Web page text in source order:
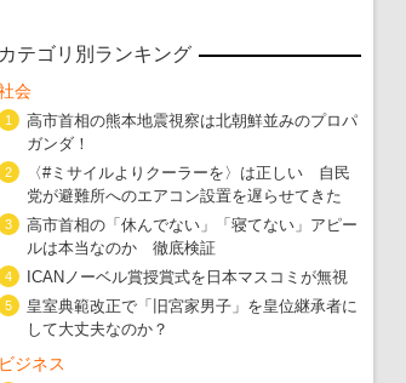
集2 東京五輪強行開催特別企
カテゴリ別ランキング
会
1
高市首相の熊本地震視察は北朝鮮並みのプロパ
ガンダ！
2
〈#ミサイルよりクーラーを〉は正しい 自民
党が避難所へのエアコン設置を遅らせてきた
3
高市首相の「休んでない」「寝てない」アピー
ルは本当なのか 徹底検証
4 ICANノーベル賞授賞式を日本マスコミが無視
5
皇室典範改正で「旧宮家男子」を皇位継承者に
して大丈夫なのか？
ビジネス